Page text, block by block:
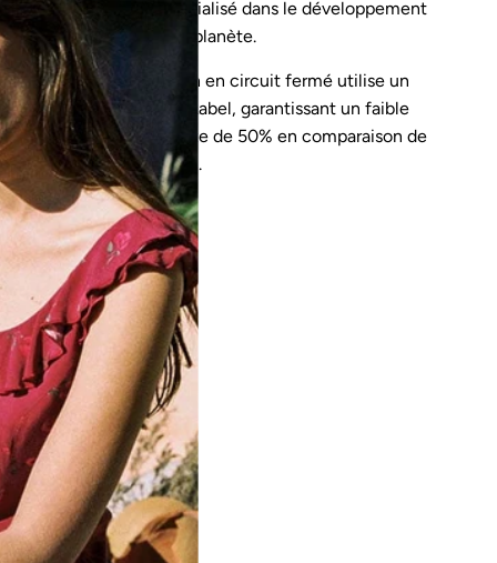
est un fournisseur spécialisé dans le développement
à la protection de la planète.
de production en circuit fermé utilise un
par l'EU Eco Label, garantissant un faible
d’eau réduite de 50% en comparaison de
de fabrication.